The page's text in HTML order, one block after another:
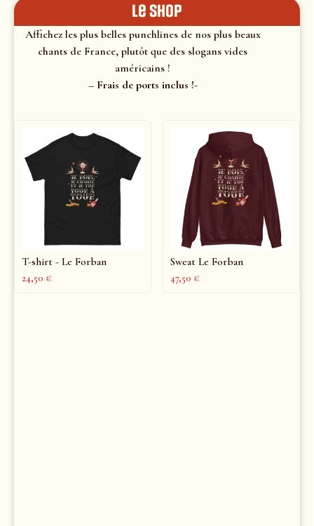
le shop
Affichez les plus belles punchlines de nos plus beaux
chants de France, plutôt que des slogans vides
américains !
– Frais de ports inclus !-
T-shirt - Le Forban
24,50 €
Sweat Le Forban
47,50 €